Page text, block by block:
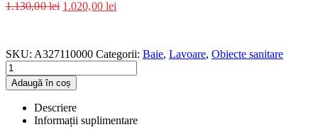
1.130,00lei 1.020,00 lei
SKU: A327110000 Categorii: Baie, Lavoare, Obiecte sanitare
Adaugă în coș
Descriere
Informații suplimentare